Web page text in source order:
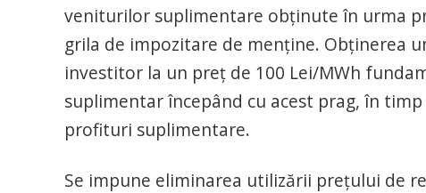
veniturilor suplimentare obținute în urma
grila de impozitare de menține. Obţinerea
investitor la un preț de 100 Lei/MWh
suplimentar începând cu acest prag, în
profituri suplimentare.
Se impune eliminarea utilizării prețului de